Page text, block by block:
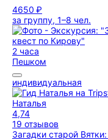
4650 ₽
за группу, 1–8 чел.
2 часа
Пешком
индивидуальная
Наталья
4,74
19 отзывов
Загадки старой